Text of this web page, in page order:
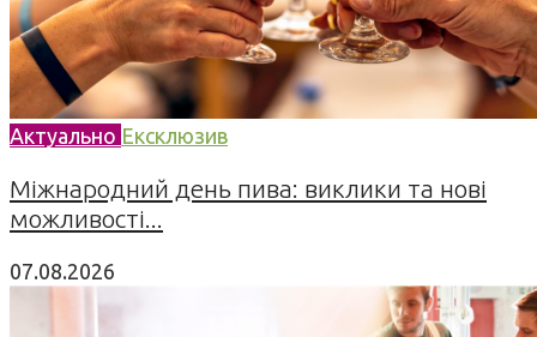
Актуально Ексклюзив
Міжнародний день пива: виклики та нові
можливості...
07.08.2026